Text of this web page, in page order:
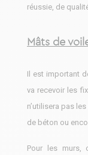
réussie, de
Mâts de
Il est important
va recevoir les
n’utilisera pas
de béton ou
Pour les murs,